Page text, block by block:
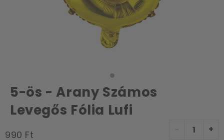
5-ös - Arany Számos
Levegős Fólia Lufi
990 Ft +